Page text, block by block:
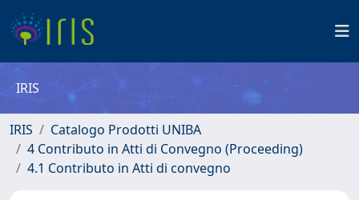
IRIS
IRIS
Catalogo Prodotti UNIBA
4 Contributo in Atti di Convegno (Proceeding)
4.1 Contributo in Atti di convegno